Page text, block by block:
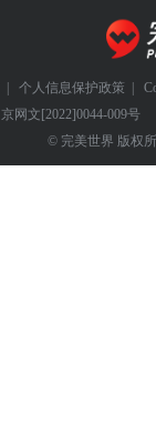
| 个人信息保护政策 |
京网文[2022]0044-009号
© 完美世界 版权所